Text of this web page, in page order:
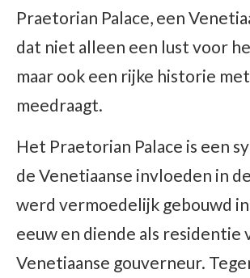
Praetorian Palace, een
dat niet alleen een lust voor
maar ook een rijke historie
meedraagt.
Het Praetorian Palace is een
de Venetiaanse invloeden in
werd vermoedelijk gebouwd
eeuw en diende als residentie
Venetiaanse gouverneur.